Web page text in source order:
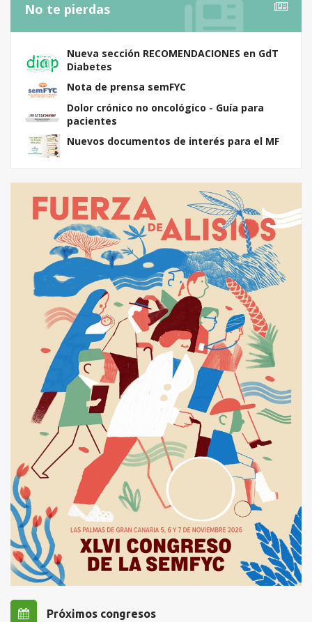
No te pierdas
Nueva sección RECOMENDACIONES en GdT
Diabetes
Nota de prensa semFYC
Dolor crónico no oncológico - Guía para
pacientes
Nuevos documentos de interés para el MF
Próximos congresos